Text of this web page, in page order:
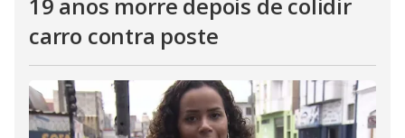
carro contra poste